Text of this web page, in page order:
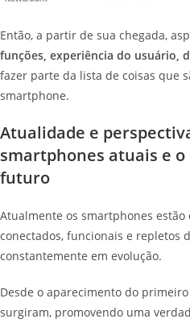
Então, a partir de sua chegada,
funções, experiência do usuário,
fazer parte da lista de coisas que
smartphone.
Atualidade e
smartphones atuais e
futuro
Atualmente os smartphones estão
conectados, funcionais e repletos
constantemente em evolução.
Desde o aparecimento do
surgiram, promovendo uma